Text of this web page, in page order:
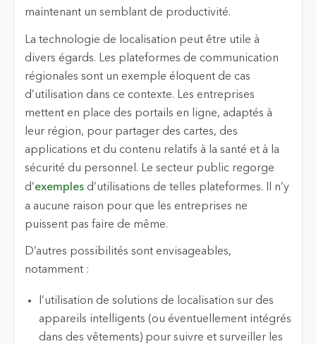
maintenant un semblant de productivité.
La technologie de localisation peut être utile à
divers égards. Les plateformes de communication
régionales sont un exemple éloquent de cas
d’utilisation dans ce contexte. Les entreprises
mettent en place des portails en ligne, adaptés à
leur région, pour partager des cartes, des
applications et du contenu relatifs à la santé et à la
sécurité du personnel. Le secteur public regorge
d’exemplesd’utilisations de telles plateformes. Il n’y
a aucune raison pour que les entreprises ne
puissent pas faire de même.
D’autres possibilités sont envisageables,
notamment :
l’utilisation de solutions de localisation sur des
appareils intelligents (ou éventuellement intégrés
dans des vêtements) pour suivre et surveiller les